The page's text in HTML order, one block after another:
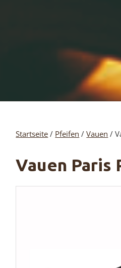
Startseite / Pfeifen /Vauen /
Vauen Paris